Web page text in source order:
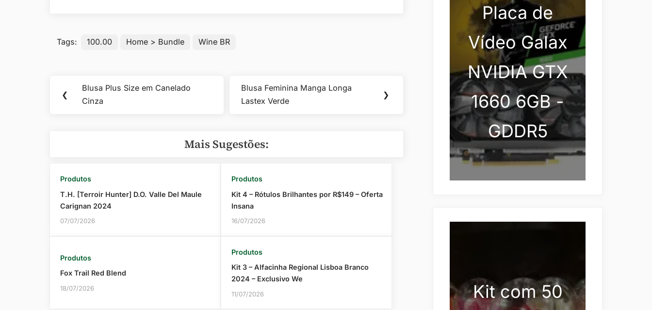
Tags: 100.00 Home > Bundle Wine BR
Navegação
de
❮
Previous
Post:
Blusa Plus Size em Canelado
Cinza
Next
Post:
Blusa Feminina Manga Longa
Lastex Verde
❯
Mais Sugestões:
Produtos
T.H. [Terroir Hunter] D.O. Valle Del Maule
Carignan 2024
07/07/2026
Produtos
Kit 4 – Rótulos Brilhantes por R$149 – Oferta
Insana
16/07/2026
Produtos
Fox Trail Red Blend
18/07/2026
Produtos
Kit 3 – Alfacinha Regional Lisboa Branco
2024 – Exclusivo We
11/07/2026
Placa de
Vídeo Galax
NVIDIA GTX
1660 6GB -
GDDR5
Kit com 50